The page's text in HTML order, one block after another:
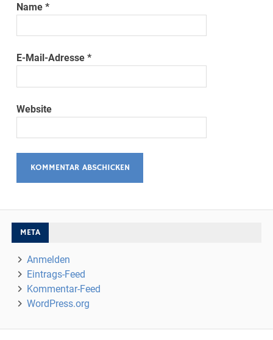
Name*
E-Mail-Adresse*
Website
META
Anmelden
Eintrags-Feed
Kommentar-Feed
WordPress.org